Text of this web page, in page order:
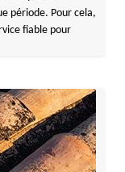
période. Pour cela,
fiable pour